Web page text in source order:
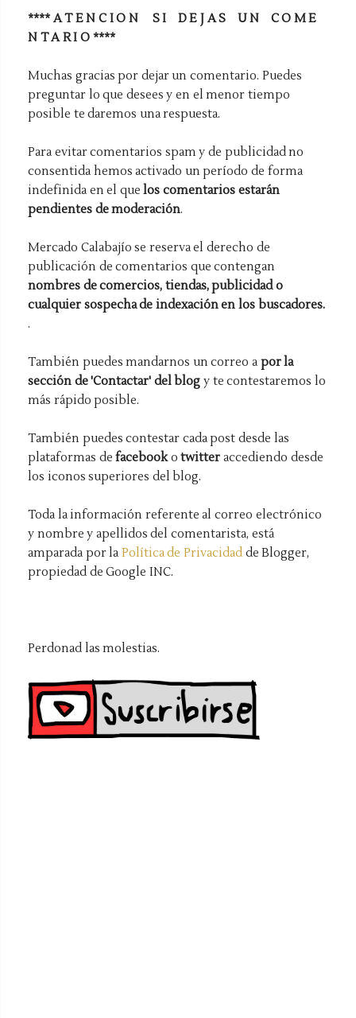
**** A T E N C I O N S I D E J A S U N C O M E
N T A R I O ****
Muchas gracias por dejar un comentario. Puedes
preguntar lo que desees y en el menor tiempo
posible te daremos una respuesta.
Para evitar comentarios spam y de publicidad no
consentida hemos activado un período de forma
indefinida en el quelos comentarios estarán
pendientes de moderación.
Mercado Calabajío se reserva el derecho de
publicación de comentarios que contengan
nombres de comercios, tiendas, publicidad o
cualquier sospecha de indexación en los buscadores.
.
También puedes mandarnos un correo a por la
sección de 'Contactar' del blog y te contestaremos lo
más rápido posible.
También puedes contestar cada post desde las
plataformas defacebookotwitter accediendo desde
los iconos superiores del blog.
Toda la información referente al correo electrónico
y nombre y apellidos del comentarista, está
amparada por la Política de Privacidad de Blogger,
propiedad de Google INC.
Perdonad las molestias.